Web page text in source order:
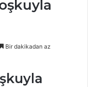
Bir dakikadan az